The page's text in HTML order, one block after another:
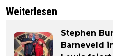
Weiterlesen
Stephen
Barneveld